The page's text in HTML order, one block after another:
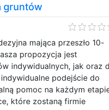
gruntów
mająca przeszło 10-
propozycja jest
indywidualnych, jak oraz
podejście do
pomoc na każdym
które zostaną firmie